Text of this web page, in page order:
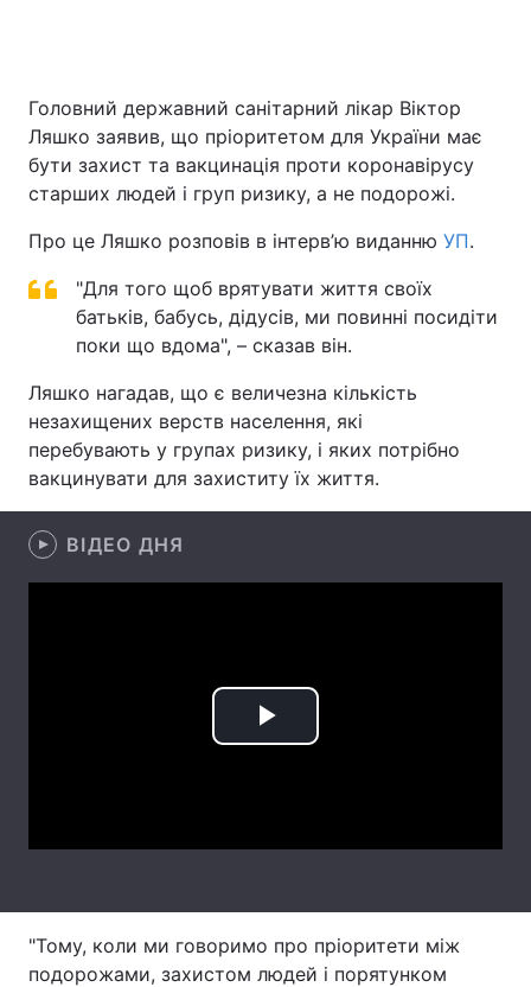
Україна Політика
Спорт Наука
Техно і зв'язок Лайт
Зброя Інциденти
Цікавинки Погода
Екологія Регіони
Вакансії
Головний державний санітарний лікар Віктор
Ляшко заявив, що пріоритетом для України має
бути захист та вакцинація проти коронавірусу
старших людей і груп ризику, а не подорожі.
Про це Ляшко розповів в інтерв’ю виданню УП.
"Для того щоб врятувати життя своїх
батьків, бабусь, дідусів, ми повинні посидіти
поки що вдома", – сказав він.
Ляшко нагадав, що є величезна кількість
незахищених верств населення, які
перебувають у групах ризику, і яких потрібно
вакцинувати для захиститу їх життя.
ВІДЕО ДНЯ
Play
"Тому, коли ми говоримо про пріоритети між
подорожами, захистом людей і порятунком